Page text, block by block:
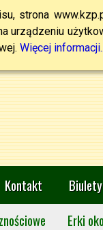
strona
urządzeniu
Więcej
Kontakt
Erki